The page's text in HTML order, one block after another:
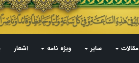
مقالات سایر ویژه نامه اشعار